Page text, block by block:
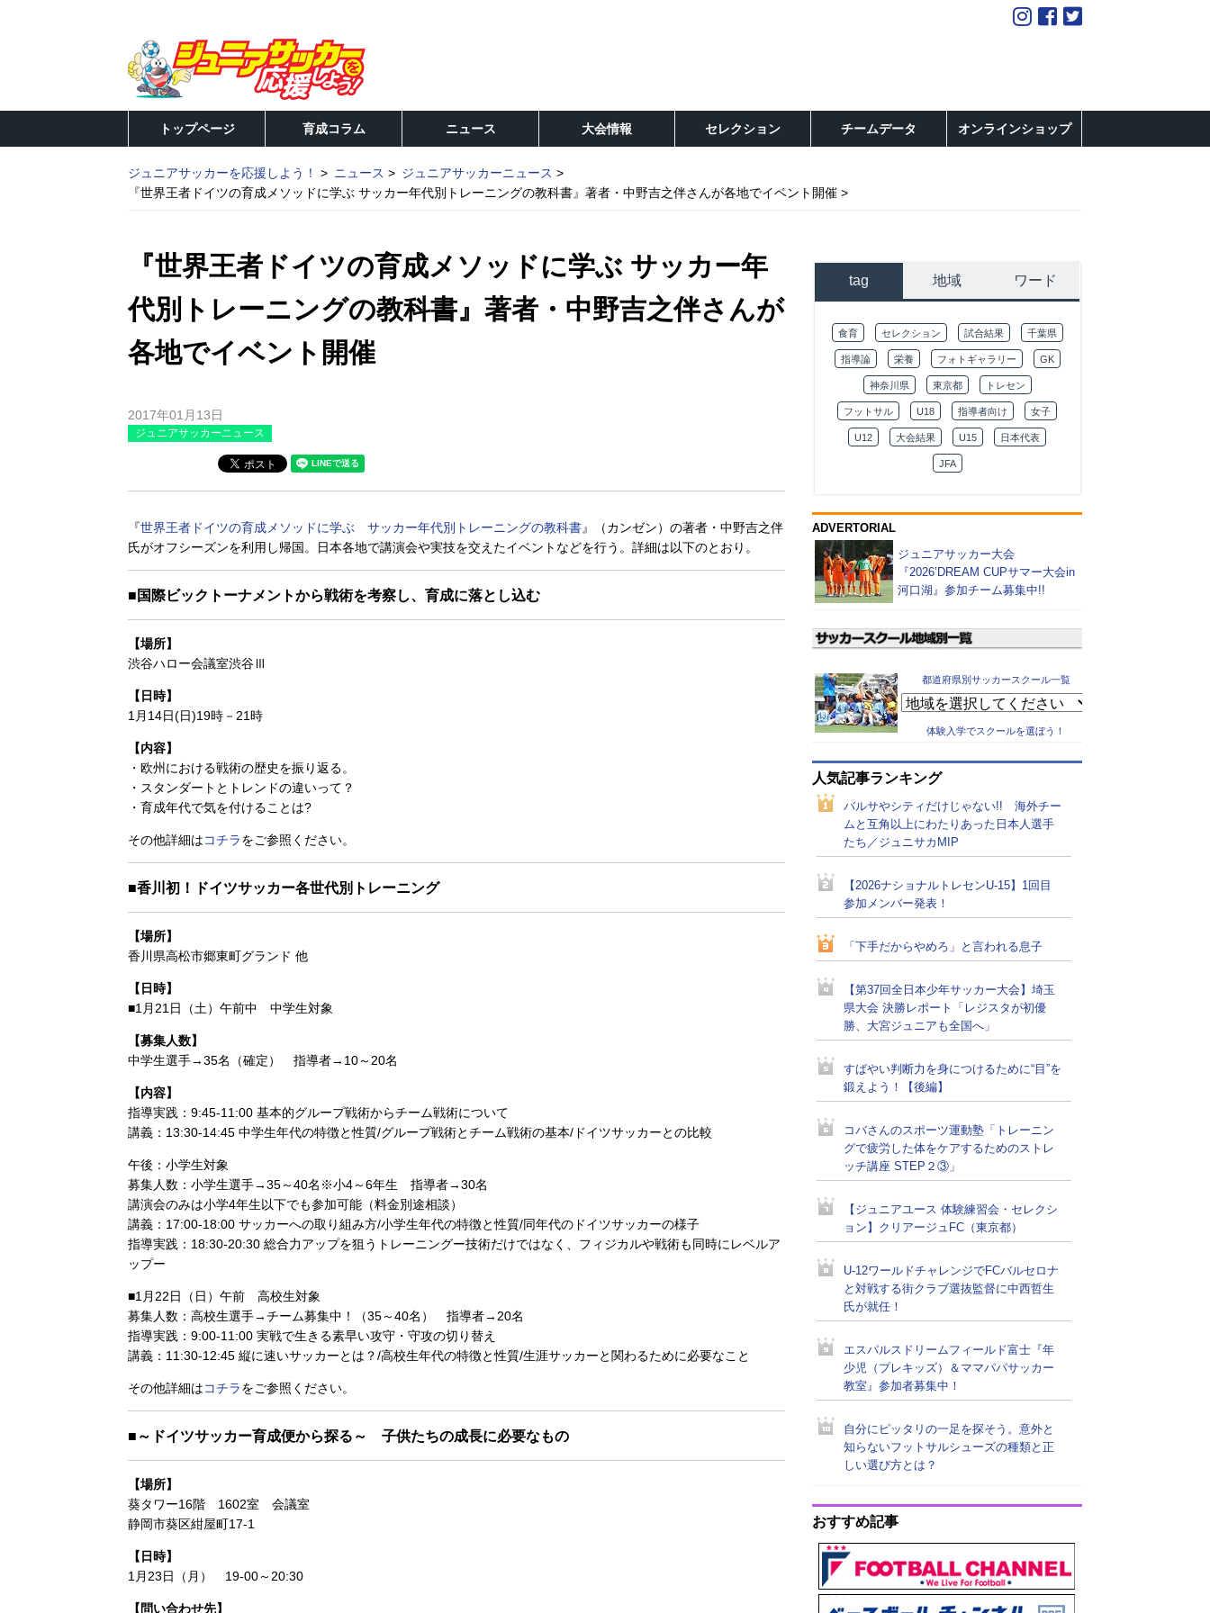
トップページ 育成コラム ニュース 大会情報 セレクション チームデータ オンラインショップ
ジュニアサッカーを応援しよう！ ニュース
ジュニアサッカーニュース
『世界王者ドイツの育成メソッドに学ぶ サッカー年代別トレーニングの教科書』著者・中野吉之伴さんが各地でイベント開催
『世界王者ドイツの育成メソッドに学ぶ サッカー年
代別トレーニングの教科書』著者・中野吉之伴さんが
各地でイベント開催
2017年01月13日
ジュニアサッカーニュース
『世界王者ドイツの育成メソッドに学ぶ サッカー年代別トレーニングの教科書』（カンゼン）の著者・中野吉之伴
氏がオフシーズンを利用し帰国。日本各地で講演会や実技を交えたイベントなどを行う。詳細は以下のとおり。
■国際ビックトーナメントから戦術を考察し、育成に落とし込む
【場所】
渋谷ハロー会議室渋谷Ⅲ
【日時】
1月14日(日)19時－21時
【内容】
・欧州における戦術の歴史を振り返る。
・スタンダートとトレンドの違いって？
・育成年代で気を付けることは?
その他詳細はコチラをご参照ください。
■香川初！ドイツサッカー各世代別トレーニング
【場所】
香川県高松市郷東町グランド 他
【日時】
■1月21日（土）午前中 中学生対象
【募集人数】
中学生選手→35名（確定） 指導者→10～20名
【内容】
指導実践：9:45-11:00 基本的グループ戦術からチーム戦術について
講義：13:30-14:45 中学生年代の特徴と性質/グループ戦術とチーム戦術の基本/ドイツサッカーとの比較
午後：小学生対象
募集人数：小学生選手→35～40名※小4～6年生 指導者→30名
講演会のみは小学4年生以下でも参加可能（料金別途相談）
講義：17:00-18:00 サッカーへの取り組み方/小学生年代の特徴と性質/同年代のドイツサッカーの様子
指導実践：18:30-20:30 総合力アップを狙うトレーニングー技術だけではなく、フィジカルや戦術も同時にレベルア
ップー
■1月22日（日）午前 高校生対象
募集人数：高校生選手→チーム募集中！（35～40名） 指導者→20名
指導実践：9:00-11:00 実戦で生きる素早い攻守・守攻の切り替え
講義：11:30-12:45 縦に速いサッカーとは？/高校生年代の特徴と性質/生涯サッカーと関わるために必要なこと
その他詳細はコチラをご参照ください。
■～ドイツサッカー育成便から探る～ 子供たちの成長に必要なもの
【場所】
葵タワー16階 1602室 会議室
静岡市葵区紺屋町17-1
【日時】
1月23日（月） 19-00～20:30
【問い合わせ先】
tag 地域 ワード
食育 セレクション 試合結果 千葉県
指導論 栄養 フォトギャラリー GK
神奈川県 東京都 トレセン
フットサル U18 指導者向け 女子
U12 大会結果 U15 日本代表
JFA
ADVERTORIAL
ジュニアサッカー大会
『2026’DREAM CUPサマー大会in
河口湖』参加チーム募集中!!
都道府県別サッカースクール一覧
体験入学でスクールを選ぼう！
人気記事ランキング
バルサやシティだけじゃない!! 海外チー
ムと互角以上にわたりあった日本人選手
たち／ジュニサカMIP
【2026ナショナルトレセンU-15】1回目
参加メンバー発表！
「下手だからやめろ」と言われる息子
【第37回全日本少年サッカー大会】埼玉
県大会 決勝レポート「レジスタが初優
勝、大宮ジュニアも全国へ」
すばやい判断力を身につけるために“目”を
鍛えよう！【後編】
コバさんのスポーツ運動塾「トレーニン
グで疲労した体をケアするためのストレ
ッチ講座 STEP２③」
【ジュニアユース 体験練習会・セレクシ
ョン】クリアージュFC（東京都）
U-12ワールドチャレンジでFCバルセロナ
と対戦する街クラブ選抜監督に中西哲生
氏が就任！
エスパルスドリームフィールド富士『年
少児（プレキッズ）＆ママパパサッカー
教室』参加者募集中！
自分にピッタリの一足を探そう。意外と
知らないフットサルシューズの種類と正
しい選び方とは？
おすすめ記事